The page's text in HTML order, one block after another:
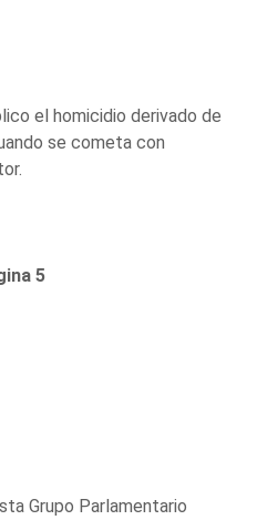
el homicidio derivado de
se cometa con
5
Grupo Parlamentario